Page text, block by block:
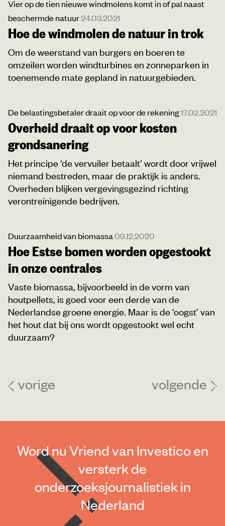
Vier op de tien nieuwe windmolens komt in of pal naast
beschermde natuur24.03.2021
Hoe de windmolen de natuur in trok
Om de weerstand van burgers en boeren te
omzeilen worden windturbines en zonneparken in
toenemende mate gepland in natuurgebieden.
De belastingsbetaler draait op voor de rekening17.02.2021
Overheid draait op voor kosten
grondsanering
Het principe ‘de vervuiler betaalt’ wordt door vrijwel
niemand bestreden, maar de praktijk is anders.
Overheden blijken vergevingsgezind richting
verontreinigende bedrijven.
Duurzaamheid van biomassa09.12.2020
Hoe Estse bomen worden opgestookt
in onze centrales
Vaste biomassa, bijvoorbeeld in de vorm van
houtpellets, is goed voor een derde van de
Nederlandse groene energie. Maar is de ‘oogst’ van
het hout dat bij ons wordt opgestookt wel echt
duurzaam?
vorige volgende
Word nu Vriend van Investico en
versterk de
onderzoeksjournalistiek in
Nederland